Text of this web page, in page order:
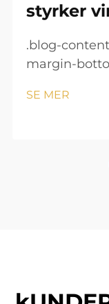
styrker
.blog-
margin-
linjeavstand:
SE MER